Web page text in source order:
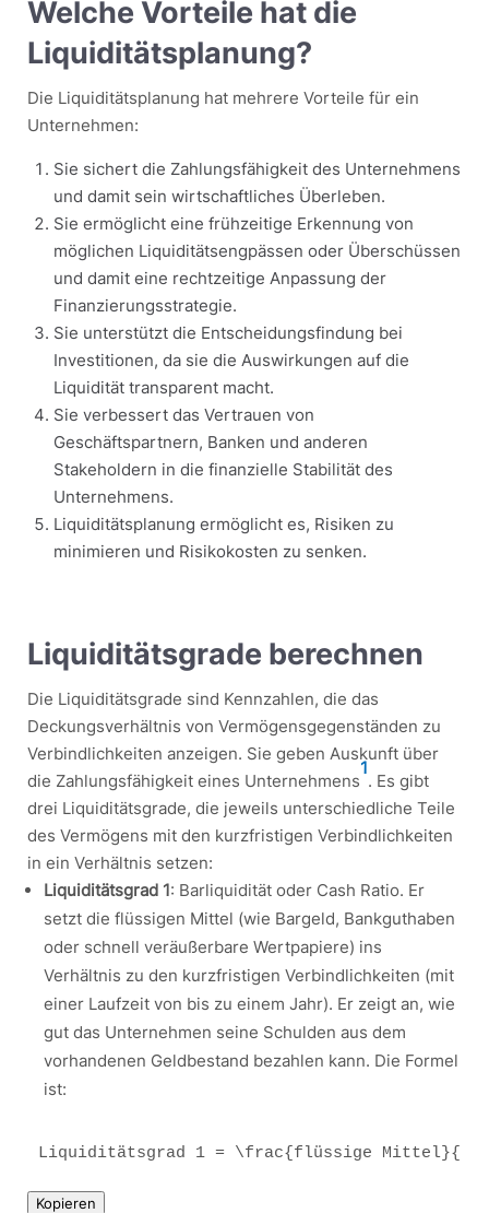
Welche Vorteile hat die
Liquiditätsplanung?
Die Liquiditätsplanung hat mehrere Vorteile für ein
Unternehmen:
Sie sichert die Zahlungsfähigkeit des Unternehmens
und damit sein wirtschaftliches Überleben.
Sie ermöglicht eine frühzeitige Erkennung von
möglichen Liquiditätsengpässen oder Überschüssen
und damit eine rechtzeitige Anpassung der
Finanzierungsstrategie.
Sie unterstützt die Entscheidungsfindung bei
Investitionen, da sie die Auswirkungen auf die
Liquidität transparent macht.
Sie verbessert das Vertrauen von
Geschäftspartnern, Banken und anderen
Stakeholdern in die finanzielle Stabilität des
Unternehmens.
Liquiditätsplanung ermöglicht es, Risiken zu
minimieren und Risikokosten zu senken.
Liquiditätsgrade berechnen
Die Liquiditätsgrade sind Kennzahlen, die das
Deckungsverhältnis von Vermögensgegenständen zu
Verbindlichkeiten anzeigen. Sie geben Auskunft über
die Zahlungsfähigkeit eines Unternehmens
1
. Es gibt
drei Liquiditätsgrade, die jeweils unterschiedliche Teile
des Vermögens mit den kurzfristigen Verbindlichkeiten
in ein Verhältnis setzen:
Liquiditätsgrad 1: Barliquidität oder Cash Ratio. Er
setzt die flüssigen Mittel (wie Bargeld, Bankguthaben
oder schnell veräußerbare Wertpapiere) ins
Verhältnis zu den kurzfristigen Verbindlichkeiten (mit
einer Laufzeit von bis zu einem Jahr). Er zeigt an, wie
gut das Unternehmen seine Schulden aus dem
vorhandenen Geldbestand bezahlen kann. Die Formel
ist:
Liquiditätsgrad 1 = \frac
Kopieren